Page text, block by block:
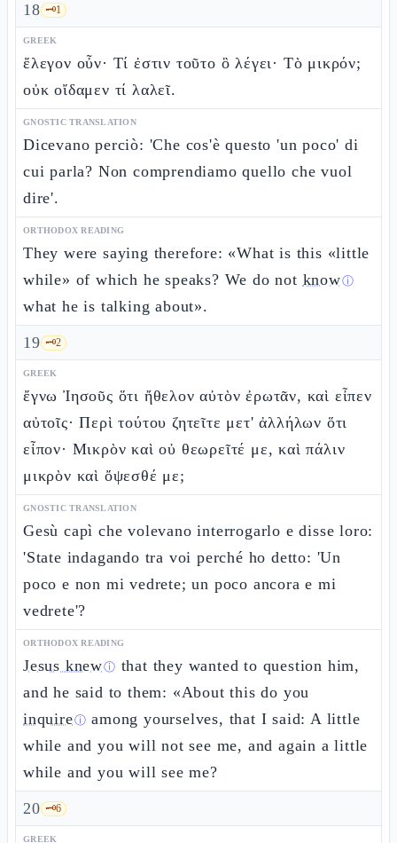
18 🗝️1
GREEK
ἔλεγον οὖν· Τί ἐστιν τοῦτο ὃ λέγει· Τὸ μικρόν;
οὐκ οἴδαμεν τί λαλεῖ.
GNOSTIC TRANSLATION
Dicevano perciò: 'Che cos'è questo 'un poco' di
cui parla? Non comprendiamo quello che vuol
dire'.
ORTHODOX READING
They were saying therefore: «What is this «little
while» of which he speaks? We do not knowⓘ
what he is talking about».
19 🗝️2
GREEK
ἔγνω Ἰησοῦς ὅτι ἤθελον αὐτὸν ἐρωτᾶν, καὶ εἶπεν
αὐτοῖς· Περὶ τούτου ζητεῖτε μετ' ἀλλήλων ὅτι
εἶπον· Μικρὸν καὶ οὐ θεωρεῖτέ με, καὶ πάλιν
μικρὸν καὶ ὄψεσθέ με;
GNOSTIC TRANSLATION
Gesù capì che volevano interrogarlo e disse loro:
'State indagando tra voi perché ho detto: 'Un
poco e non mi vedrete; un poco ancora e mi
vedrete'?
ORTHODOX READING
Jesus knewⓘ that they wanted to question him,
and he said to them: «About this do you
inquireⓘ among yourselves, that I said: A little
while and you will not see me, and again a little
while and you will see me?
20 🗝️6
GREEK